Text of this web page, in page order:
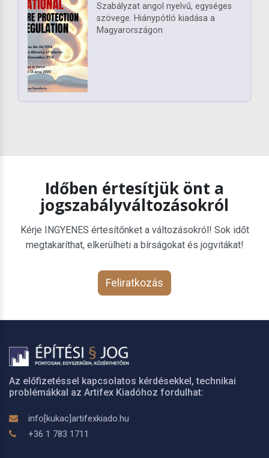
Szabályzat angol nyelvű, egységes
szövege. Hiánypótló kiadása a
Magyarországon
Időben értesítjük önt a
jogszabályváltozásokról
Kérje INGYENES értesítőnket a változásokról! Sok időt
megtakaríthat, elkerülheti a bírságokat és jogvitákat!
Feliratkozás
Az előfizetéssel kapcsolatos kérdésekkel, technikai
problémákkal az Artifex Kiadóhoz fordulhat:
info[kukac]artifexkiado.hu
+36 1 783 1711